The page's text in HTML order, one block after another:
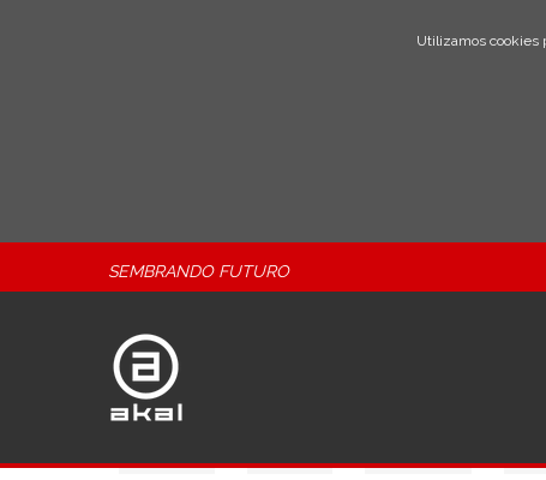
Utilizamos cookies
SEMBRANDO FUTURO